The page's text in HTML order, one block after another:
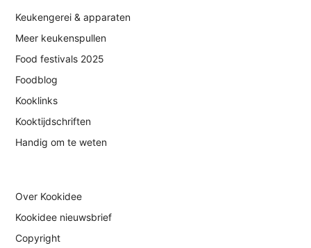
Keukengerei & apparaten
Meer keukenspullen
Food festivals 2025
Foodblog
Kooklinks
Kooktijdschriften
Handig om te weten
Over Kookidee
Kookidee nieuwsbrief
Copyright